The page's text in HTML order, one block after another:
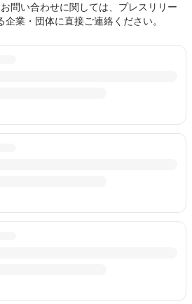
問い合わせに関しては、プレスリリー
企業・団体に直接ご連絡ください。